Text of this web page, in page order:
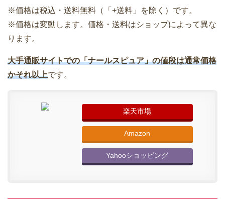
※価格は税込・送料無料（「+送料」を除く）です。
※価格は変動します。価格・送料はショップによって異な
ります。
大手通販サイトでの「ナールスピュア」の値段は通常価格
かそれ以上です。
楽天市場
Amazon
Yahooショッピング